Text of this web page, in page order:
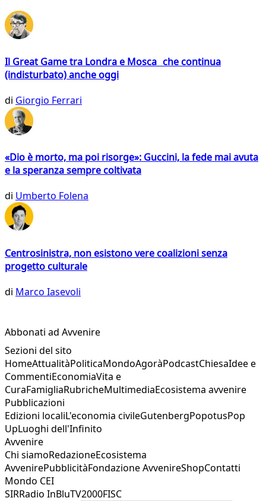
Il Great Game tra Londra e Mosca che continua
(indisturbato) anche oggi
di Giorgio Ferrari
«Dio è morto, ma poi risorge»: Guccini, la fede mai avuta
e la speranza sempre coltivata
di Umberto Folena
Centrosinistra, non esistono vere coalizioni senza
progetto culturale
di Marco Iasevoli
Abbonati ad Avvenire
Sezioni del sito
HomeAttualitàPoliticaMondoAgoràPodcastChiesaIdee e
CommentiEconomiaVita e
CuraFamigliaRubricheMultimediaEcosistema avvenire
Pubblicazioni
Edizioni localiL'economia civileGutenbergPopotusPop
UpLuoghi dell'Infinito
Avvenire
Chi siamoRedazioneEcosistema
AvvenirePubblicitàFondazione AvvenireShopContatti
Mondo CEI
SIRRadio InBluTV2000FISC